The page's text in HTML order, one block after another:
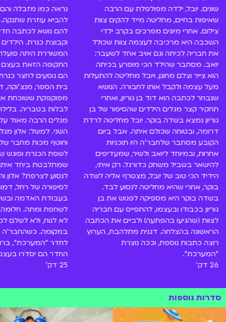
שונים. יובל, ילדה מפולפלת עם הרבה
שאיפות בחיים, מחליטה מייד להקים צוות
צילום. אחרי מיונים מפרכים בקרב ילדי
השכבה היא מרכיבה לעצמה צוות שכולל
את חבריה לכיתה וגם אויב אחד לשעבר:
יואב. מסתבר שהילד הכי מופרע בכיתה
הוא צייר וצלם מחונן, ויובל מחליטה להתעלות
מעל עצמה ולקבל אותו לחבורה. הנושא
שנבחר לכתבה הוא דוד בן גוריון, ואחרי
תחקיר קצר מגלים הילדים שהסיפור של בן
גוריון נמצא בשדה בוקר. יובל מחליטה לרדת
דרומה, ובטוחה שכולם איתה. אבל ביום
הקובע מסתבר שלחבר'ה היו תוכניות
אחרות, ובמיוחד ליואב ולשיר, שמעדיפים
להישאר בשביל משחק כדורגל. רק איתי,
הידיד הכי טוב של יובל, מצטרף אליה לשדה
בוקר, אחרי שהיא מחליטה לנסוע לבד.
בשדה בוקר היא מספיקה לפגוש את בן
גוריון בכבודו ובעצמו, להתפייס עם חבריה
לצוות (שהגיעו בהפתעה) ולביים את הכתבה
הראשונה בהצלחה. דגנית מתלהבת, הערוץ
רוצה כתבות נוספת, וככה נוצרת
"המערכת".
26 דק'
נראה כמו מזבלה והם
להביא עוזרת שתנקה.
להם נושא לכתבה
וקבוצת כנרת.
המשוררת היתה
התקופה הזאת בעצם
הם נוסעים לחצר
בית הספר, מנצ'וקה,
מפוקפקת ששוכחת
לבלות בטבריה.
מגלים הרבה מאוד
השני. למשל: אלון
וחוטף מכות מחבר
לשפת הכנרת ופוגש
שמתלבטת ביחד
לנסוע לצרפת? אלון
לסיפורה של רחל,
בעבודת האדמה
לשחפת ומתה. חלומה
לא לנוח, ולא לשלם
במקומה. כשהחבר'ה
לחדר "המערכת",
החדר הם יסדרו
25 דק'
סדרות נוספות